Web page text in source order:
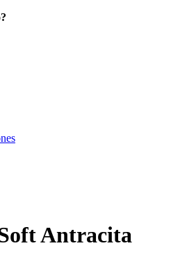
Antracita